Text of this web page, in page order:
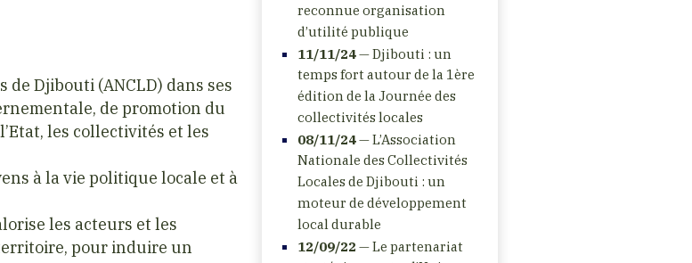
de Djibouti (ANCLD) dans ses
de promotion du
les collectivités et les
à la vie politique locale et à
les acteurs et les
pour induire un
reconnue organisation
d’utilité publique
11/11/24— Djibouti : un
temps fort autour de la 1ère
édition de la Journée des
collectivités locales
08/11/24— L’Association
Nationale des Collectivités
Locales de Djibouti : un
moteur de développement
local durable
12/09/22 — Le partenariat